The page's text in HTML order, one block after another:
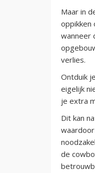
Maar in
oppikken
wanneer
verlies.
Ontduik
eigelijk
je extra
Dit kan
de